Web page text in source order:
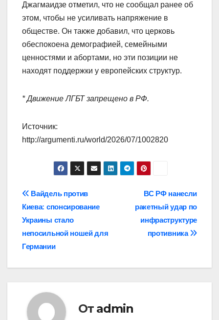
Джагмаидзе отметил, что не сообщал ранее об
этом, чтобы не усиливать напряжение в
обществе. Он также добавил, что церковь
обеспокоена демографией, семейными
ценностями и абортами, но эти позиции не
находят поддержки у европейских структур.
* Движение ЛГБТ запрещено в РФ.
Источник:
http://argumenti.ru/world/2026/07/1002820
Навигация
по
записям
ВС РФ нанесли
ракетный удар по
инфраструктуре
противника
Вайдель против
Киева: спонсирование
Украины стало
непосильной ношей для
Германии
От admin